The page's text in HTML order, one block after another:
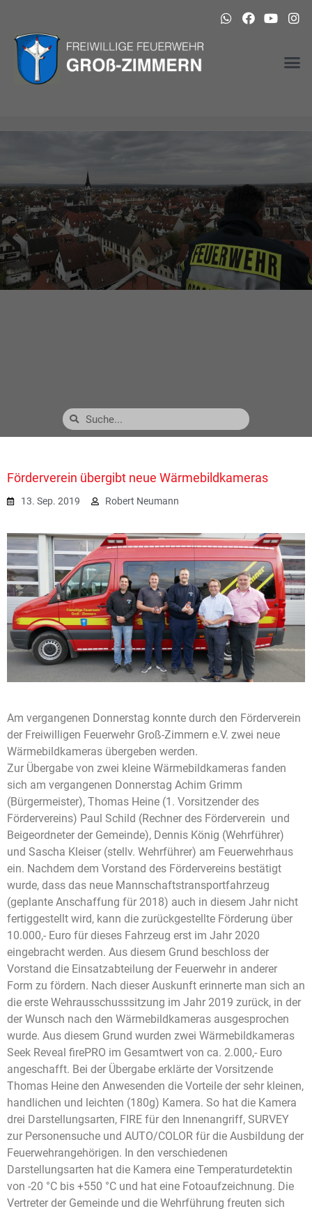
Förderverein übergibt neue Wärmebildkameras
13. Sep. 2019 Robert Neumann
Am vergangenen Donnerstag konnte durch den Förderverein
der Freiwilligen Feuerwehr Groß-Zimmern e.V. zwei neue
Wärmebildkameras übergeben werden.
Zur Übergabe von zwei kleine Wärmebildkameras fanden
sich am vergangenen Donnerstag Achim Grimm
(Bürgermeister), Thomas Heine (1. Vorsitzender des
Fördervereins) Paul Schild (Rechner des Förderverein und
Beigeordneter der Gemeinde), Dennis König (Wehrführer)
und Sascha Kleiser (stellv. Wehrführer) am Feuerwehrhaus
ein. Nachdem dem Vorstand des Fördervereins bestätigt
wurde, dass das neue Mannschaftstransportfahrzeug
(geplante Anschaffung für 2018) auch in diesem Jahr nicht
fertiggestellt wird, kann die zurückgestellte Förderung über
10.000,- Euro für dieses Fahrzeug erst im Jahr 2020
eingebracht werden. Aus diesem Grund beschloss der
Vorstand die Einsatzabteilung der Feuerwehr in anderer
Form zu fördern. Nach dieser Auskunft erinnerte man sich an
die erste Wehrausschusssitzung im Jahr 2019 zurück, in der
der Wunsch nach den Wärmebildkameras ausgesprochen
wurde. Aus diesem Grund wurden zwei Wärmebildkameras
Seek Reveal firePRO im Gesamtwert von ca. 2.000,- Euro
angeschafft. Bei der Übergabe erklärte der Vorsitzende
Thomas Heine den Anwesenden die Vorteile der sehr kleinen,
handlichen und leichten (180g) Kamera. So hat die Kamera
drei Darstellungsarten, FIRE für den Innenangriff, SURVEY
zur Personensuche und AUTO/COLOR für die Ausbildung der
Feuerwehrangehörigen. In den verschiedenen
Darstellungsarten hat die Kamera eine Temperaturdetektin
von -20 °C bis +550 °C und hat eine Fotoaufzeichnung. Die
Vertreter der Gemeinde und die Wehrführung freuten sich